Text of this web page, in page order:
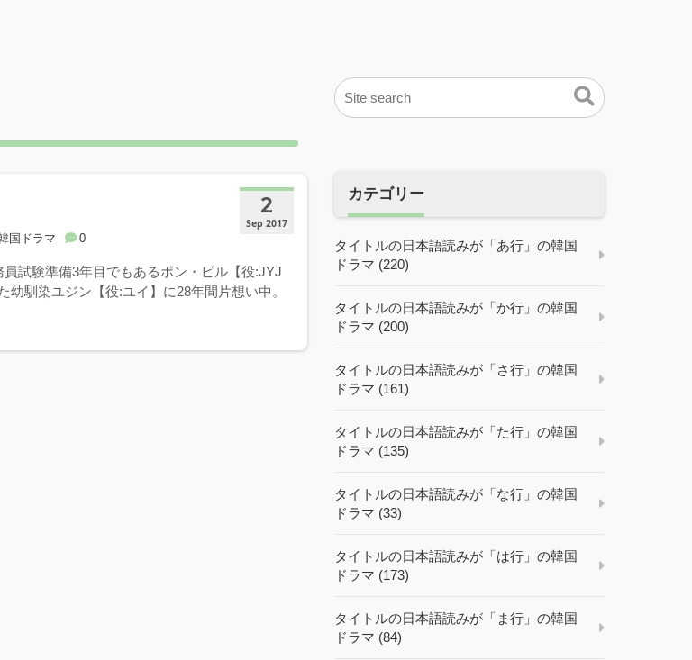
2
Sep 2017
国ドラマ 0
試験準備3年目でもあるポン・ピル【役:JYJ
幼馴染ユジン【役:ユイ】に28年間片想い中。
カテゴリー
タイトルの日本語読みが「あ行」の韓国
ドラマ (220)
タイトルの日本語読みが「か行」の韓国
ドラマ (200)
タイトルの日本語読みが「さ行」の韓国
ドラマ (161)
タイトルの日本語読みが「た行」の韓国
ドラマ (135)
タイトルの日本語読みが「な行」の韓国
ドラマ (33)
タイトルの日本語読みが「は行」の韓国
ドラマ (173)
タイトルの日本語読みが「ま行」の韓国
ドラマ (84)